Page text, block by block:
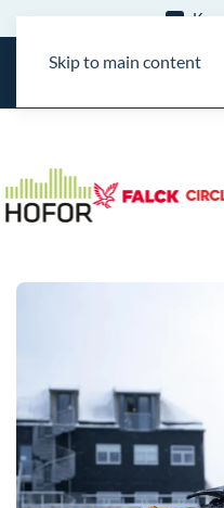
Skip to main content